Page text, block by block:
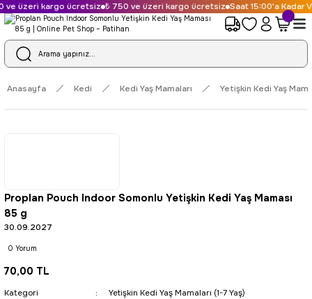
üzeri kargo ücretsiz ₺ 750 ve üzeri kargo ücretsiz Saat 15:00'a Kadar
Anasayfa Kedi Kedi Yaş Mamaları Yetişkin Kedi Yaş
Proplan Pouch Indoor Somonlu Yetişkin Kedi Yaş Maması
85 g
30.09.2027
0 Yorum
70,00 TL
Kategori
Yetişkin Kedi Yaş Mamaları (1-7 Yaş)